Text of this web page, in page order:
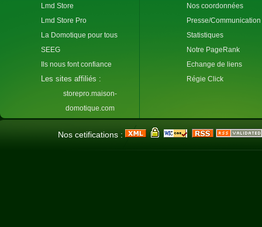
Lmd Store
Lmd Store Pro
La Domotique pour tous
SEEG
Ils nous font confiance
Les sites affiliés :
storepro.maison-
domotique.com
Nos coordonnées
Presse/Communication
Statistiques
Notre PageRank
Echange de liens
Régie Click
Nos cetifications :